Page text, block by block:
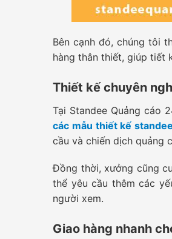
Bên cạnh đó, chúng tôi
hàng thân thiết, giúp tiết
Thiết kế chuyên
Tại Standee Quảng cáo
các mẫu thiết kế
cầu và chiến dịch quảng
Đồng thời, xưởng cũng
thể yêu cầu thêm các
người xem.
Giao hàng nhanh